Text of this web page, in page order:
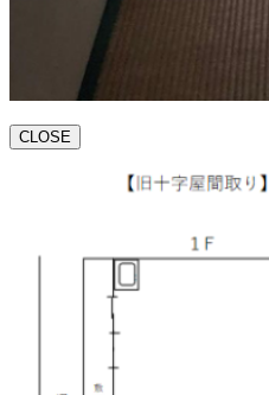
CLOSE